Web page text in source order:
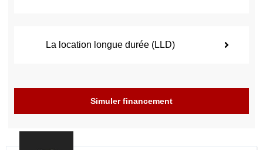
La location longue durée (LLD)
Simuler financement